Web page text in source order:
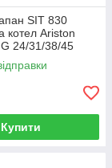
SIT 830
котел Ariston
24/31/38/45
Купити